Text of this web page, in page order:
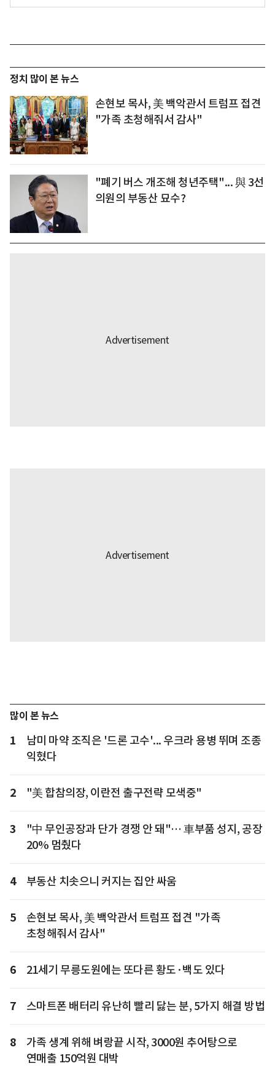
정치 많이 본 뉴스
손현보 목사, 美 백악관서 트럼프 접견
"가족 초청해줘서 감사"
"폐기 버스 개조해 청년주택"... 與 3선
의원의 부동산 묘수?
많이 본 뉴스
1
남미 마약 조직은 '드론 고수'... 우크라 용병 뛰며 조종
익혔다
2 "美 합참의장, 이란전 출구전략 모색중"
3
"中 무인공장과 단가 경쟁 안 돼"… 車부품 성지, 공장
20% 멈췄다
4 부동산 치솟으니 커지는 집안 싸움
5
손현보 목사, 美 백악관서 트럼프 접견 "가족
초청해줘서 감사"
6 21세기 무릉도원에는 또다른 황도·백도 있다
7 스마트폰 배터리 유난히 빨리 닳는 분, 5가지 해결 방법
8
가족 생계 위해 벼랑끝 시작, 3000원 추어탕으로
연매출 150억원 대박